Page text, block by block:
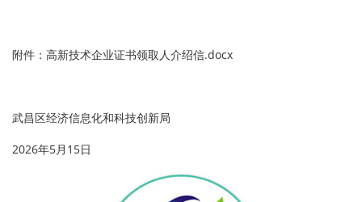
附件：高新技术企业证书领取人介绍信.docx
武昌区经济信息化和科技创新局
2026年5月15日